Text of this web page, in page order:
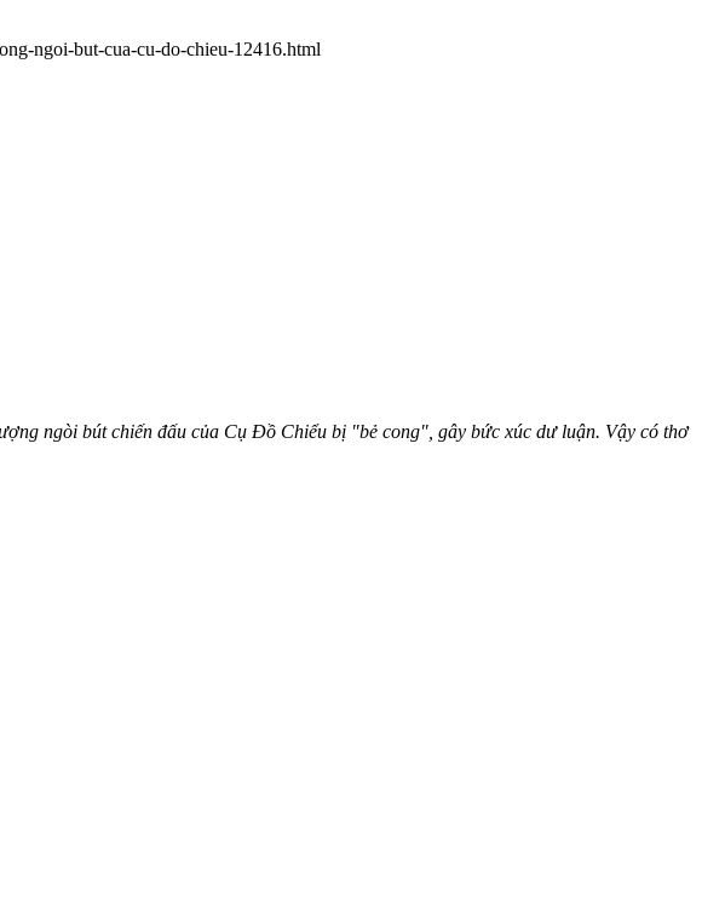
ngoi-but-cua-cu-do-chieu-12416.html
ngòi bút chiến đấu của Cụ Đồ Chiểu bị "bẻ cong", gây bức xúc dư luận. Vậy có thơ